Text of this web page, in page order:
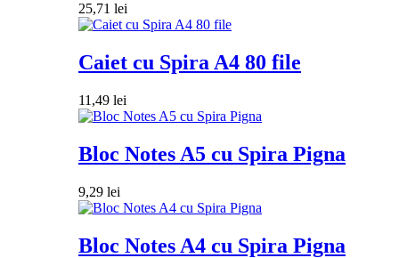
25,71 lei
Caiet cu Spira A4 80 file
11,49 lei
Bloc Notes A5 cu Spira Pigna
9,29 lei
Bloc Notes A4 cu Spira Pigna